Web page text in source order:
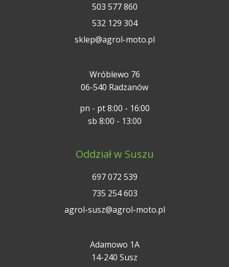
503 577 860
532 129 304
sklep@agrol-moto.pl
Wróblewo 76
06-540 Radzanów
pn - pt 8:00 - 16:00
sb 8:00 - 13:00
Oddział w Suszu
697 072 539
735 254 603
agrol-susz@agrol-moto.pl
Adamowo 1A
14-240 Susz